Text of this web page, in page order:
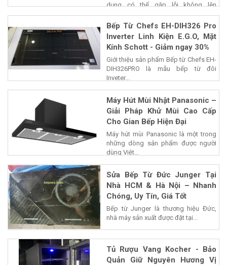
dụng có thể gặp lỗi không lên
nguồn,...
Bếp Từ Chefs EH-DIH326 Pro
Inverter Linh Kiện E.G.O, Mặt
Kính Schott - Giảm ngay 30%
Giới thiệu sản phẩm Bếp từ Chefs EH-
DIH326PRO là mẫu bếp từ đôi
Inveter...
Máy Hút Mùi Nhật Panasonic –
Giải Pháp Khử Mùi Cao Cấp
Cho Gian Bếp Hiện Đại
Máy hút mùi Panasonic là một trong
những dòng sản phẩm được người
dùng Việt...
Sửa Bếp Từ Đức Junger Tại
Nhà HCM & Hà Nội – Nhanh
Chóng, Uy Tín, Giá Tốt
Bếp từ Junger là thương hiệu Đức,
nhà máy sản xuất được đặt tại...
Tủ Rượu Vang Kocher - Bảo
Quản Giữ Nguyên Hương Vị